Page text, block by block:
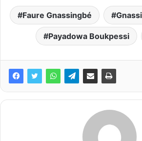
Faure Gnassingbé
Payadowa Boukpessi